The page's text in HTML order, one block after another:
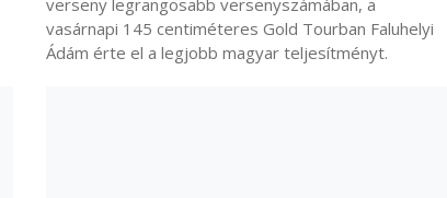
verseny legrangosabb versenyszámában, a
vasárnapi 145 centiméteres Gold Tourban Faluhelyi
Ádám érte el a legjobb magyar teljesítményt.